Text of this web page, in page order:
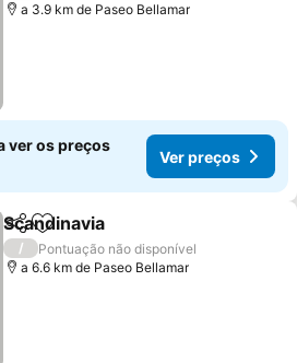
a 3.9 km de Paseo Bellamar
ver os preços
Ver preços
PartilharAdicionar aos favoritos
Scandinavia
/
Pontuação não disponível
a 6.6 km de Paseo Bellamar